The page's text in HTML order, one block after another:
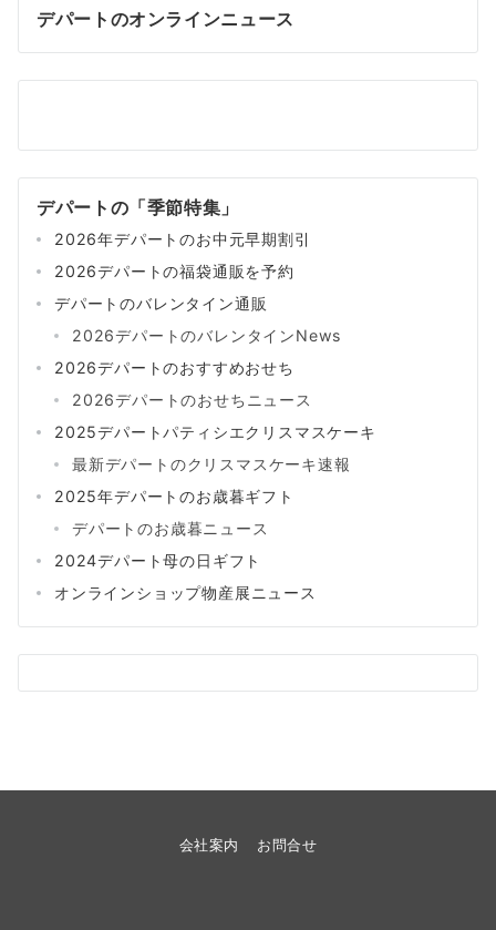
デパートのオンラインニュース
デパートの「季節特集」
2026年デパートのお中元早期割引
2026デパートの福袋通販を予約
デパートのバレンタイン通販
2026デパートのバレンタインNews
2026デパートのおすすめおせち
2026デパートのおせちニュース
2025デパートパティシエクリスマスケーキ
最新デパートのクリスマスケーキ速報
2025年デパートのお歳暮ギフト
デパートのお歳暮ニュース
2024デパート母の日ギフト
オンラインショップ物産展ニュース
会社案内 お問合せ